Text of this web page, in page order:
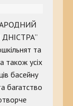
та
також усіх
басейну
багатство